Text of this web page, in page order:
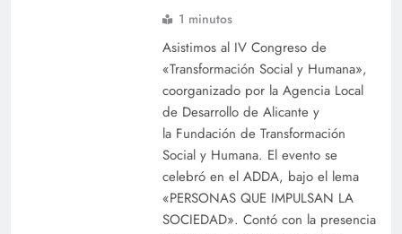
1 minutos
Asistimos al IV Congreso de
«Transformación Social y Humana»,
coorganizado por la Agencia Local
de Desarrollo de Alicante y
la Fundación de Transformación
Social y Humana. El evento se
celebró en el ADDA, bajo el lema
«PERSONAS QUE IMPULSAN LA
SOCIEDAD». Contó con la presencia